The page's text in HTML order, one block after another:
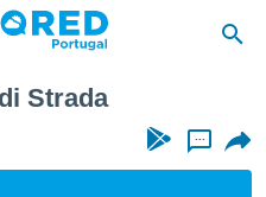
Strada
...